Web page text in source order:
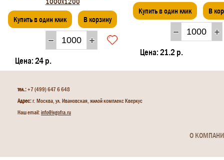
Купить в один клик В корзину
Цена: 24 р.
Купить в один клик В
Цена: 21.2 р.
тел.:+7 (499) 647 6 648
Адрес:г. Москва, ул. Ивановская, жилой комплекс Кверкус
Наш email: info@ivgofra.ru
О